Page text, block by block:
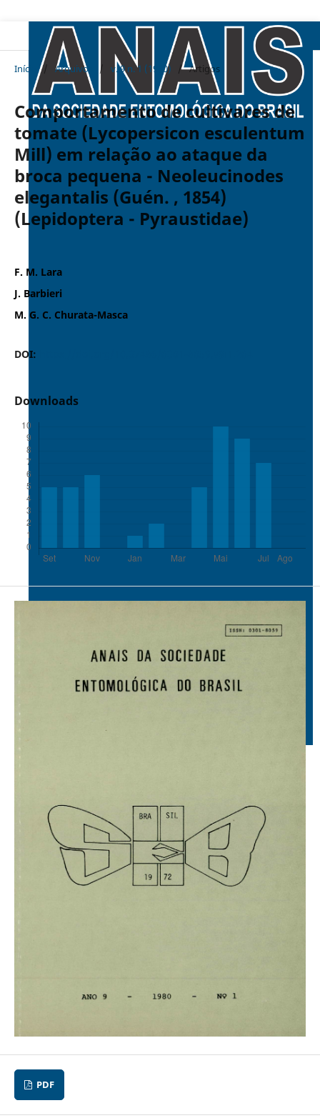
Início / Arquivos / v. 9 n. 1 (1980) / Artigos
Comportamento de cultivares de
tomate (Lycopersicon esculentum
Mill) em relação ao ataque da
broca pequena - Neoleucinodes
elegantalis (Guén. , 1854)
(Lepidoptera - Pyraustidae)
F. M. Lara
J. Barbieri
M. G. C. Churata-Masca
DOI:
Downloads
PDF